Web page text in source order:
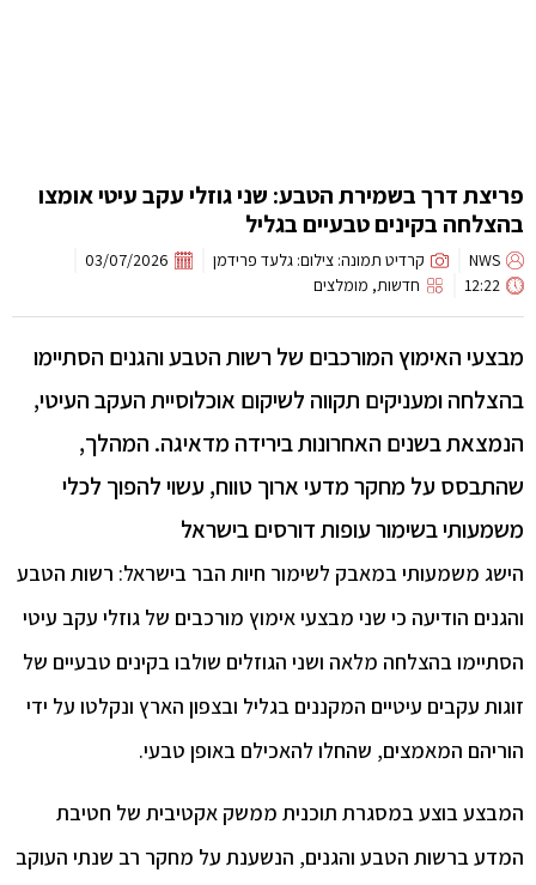
דרך בשמירת הטבע: שני גוזלי עקב עיטי אומצו
בקינים טבעיים בגליל
NWS קרדיט תמונה: צילום: גלעד פרידמן
03/07/2026
12:22
חדשות,מומלצים
האימוץ המורכבים של רשות הטבע והגנים הסתיימו
ומעניקים תקווה לשיקום אוכלוסיית העקב העיטי,
בשנים האחרונות בירידה מדאיגה. המהלך,
על מחקר מדעי ארוך טווח, עשוי להפוך לכלי
בשימור עופות דורסים בישראל
משמעותי במאבק לשימור חיות הבר בישראל: רשות הטבע
הודיעה כי שני מבצעי אימוץ מורכבים של גוזלי עקב עיטי
בהצלחה מלאה ושני הגוזלים שולבו בקינים טבעיים של
עקבים עיטיים המקננים בגליל ובצפון הארץ ונקלטו על ידי
המאמצים, שהחלו להאכילם באופן טבעי.
בוצע במסגרת תוכנית ממשק אקטיבית של חטיבת
ברשות הטבע והגנים, הנשענת על מחקר רב שנתי העוקב